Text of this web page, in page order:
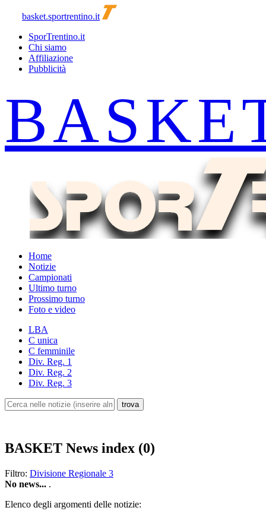
basket.sportrentino.it
SporTrentino.it
Chi siamo
Affiliazione
Pubblicità
Home
Notizie
Campionati
Ultimo turno
Prossimo turno
Foto e video
LBA
C unica
C femminile
Div. Reg. 1
Div. Reg. 2
Div. Reg. 3
BASKET News index (0)
Filtro: Divisione Regionale 3
No news... .
Elenco degli argomenti delle notizie: